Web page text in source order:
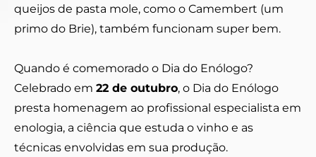
queijos de pasta mole, como o Camembert (um
primo do Brie), também funcionam super bem.
Quando é comemorado o Dia do Enólogo?
Celebrado em 22 de outubro, o Dia do Enólogo
presta homenagem ao profissional especialista em
enologia, a ciência que estuda o vinho e as
técnicas envolvidas em sua produção.